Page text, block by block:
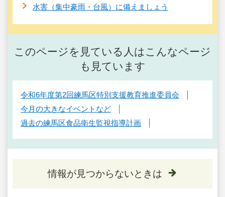
水害（集中豪雨・台風）に備えましょう
このページを見ている人はこんなページ
も見ています
令和6年度第2回練馬区特別支援教育推進委員会
今月の大きなイベントなど
過去の練馬区食品衛生監視指導計画
情報が見つからないときは